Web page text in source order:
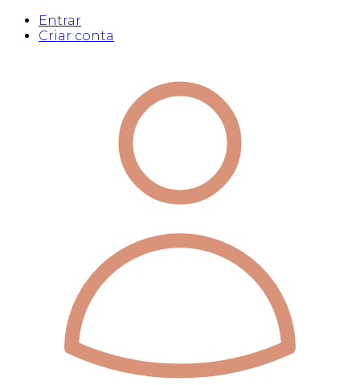
Entrar
Criar conta